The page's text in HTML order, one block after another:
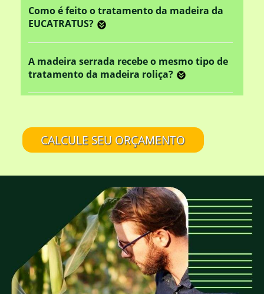
Como é feito o tratamento da madeira da
EUCATRATUS?
A madeira serrada recebe o mesmo tipo de
tratamento da madeira roliça?
aspecto rústico da madeira?
madeira de eucalipto sem tratamento?
Eucalipto Tratado em Autoclave é tudo
É confiável comprar na EUCATRATUS?
CALCULE SEU ORÇAMENTO